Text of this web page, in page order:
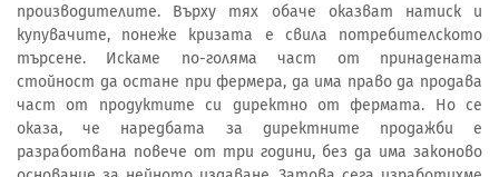
производителите. Върху тях обаче оказват натиск и
купувачите, понеже кризата е свила потребителското
търсене. Искаме по-голяма част от принадената
стойност да остане при фермера, да има право да продава
част от продуктите си директно от фермата. Но се
оказа, че наредбата за директните продажби е
разработвана повече от три години, без да има законово